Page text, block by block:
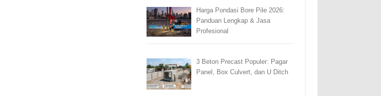
Harga Pondasi Bore Pile 2026:
Panduan Lengkap & Jasa
Profesional
3 Beton Precast Populer: Pagar
Panel, Box Culvert, dan U Ditch